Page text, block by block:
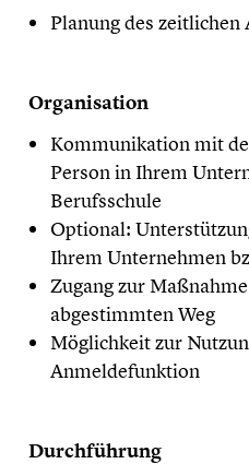
Planung des
Organisation
Kommunikation mit
Person in Ihrem
Berufsschule
Optional:
Ihrem Unternehmen
Zugang zur
abgestimmten Weg
Möglichkeit zur
Anmeldefunktion
Durchführung